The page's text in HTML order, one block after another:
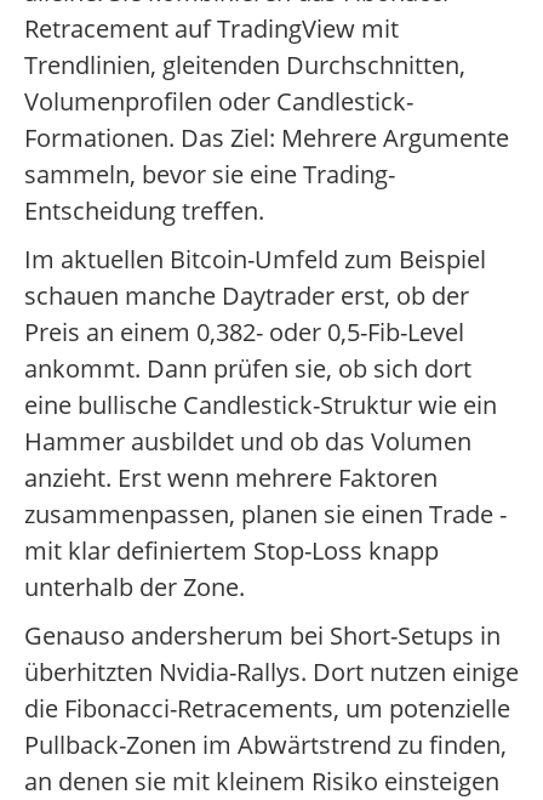
Retracement auf TradingView mit
Trendlinien, gleitenden Durchschnitten,
Volumenprofilen oder Candlestick-
Formationen. Das Ziel: Mehrere Argumente
sammeln, bevor sie eine Trading-
Entscheidung treffen.
Im aktuellen Bitcoin-Umfeld zum Beispiel
schauen manche Daytrader erst, ob der
Preis an einem 0,382- oder 0,5-Fib-Level
ankommt. Dann prüfen sie, ob sich dort
eine bullische Candlestick-Struktur wie ein
Hammer ausbildet und ob das Volumen
anzieht. Erst wenn mehrere Faktoren
zusammenpassen, planen sie einen Trade -
mit klar definiertem Stop-Loss knapp
unterhalb der Zone.
Genauso andersherum bei Short-Setups in
überhitzten Nvidia-Rallys. Dort nutzen einige
die Fibonacci-Retracements, um potenzielle
Pullback-Zonen im Abwärtstrend zu finden,
an denen sie mit kleinem Risiko einsteigen